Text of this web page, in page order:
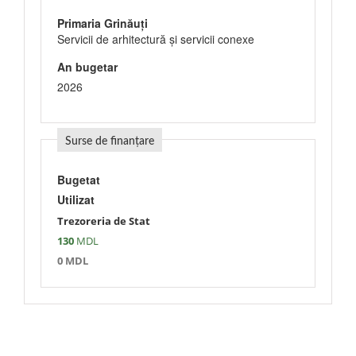
Primaria Grinăuți
Servicii de arhitectură şi servicii conexe
An bugetar
2026
Surse de finanțare
Bugetat
Utilizat
Trezoreria de Stat
130 MDL
0 MDL